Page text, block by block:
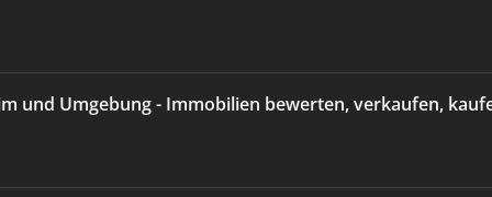
und Umgebung - Immobilien bewerten, verkaufen,